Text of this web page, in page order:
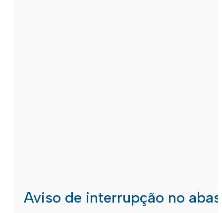
Aviso de interrupção no